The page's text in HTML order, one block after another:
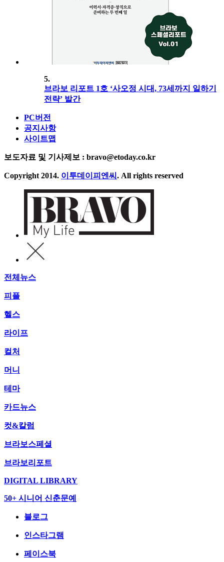
5.
브라보 리포트 1호 ‘사오정 시대, 73세까지 일하기
전략’ 발간
PC버전
공지사항
사이트맵
보도자료 및 기사제보 : bravo@etoday.co.kr
Copyright 2014. 이투데이피엔씨 . All rights reserved
전체뉴스
피플
헬스
라이프
컬처
머니
테마
카드뉴스
컷&칼럼
브라보스페셜
브라보리포트
DIGITAL LIBRARY
50+ 시니어 신춘문예
블로그
인스타그램
페이스북